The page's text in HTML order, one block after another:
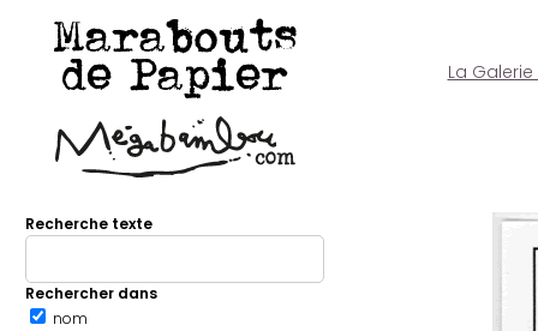
Marabouts
de Papier
Recherche texte
Rechercher dans
nom
La